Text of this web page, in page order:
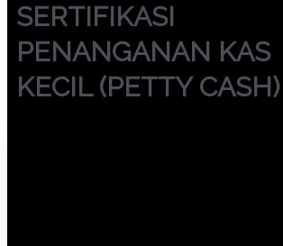
SERTIFIKASI
PENANGANAN KAS
KECIL (PETTY CASH)